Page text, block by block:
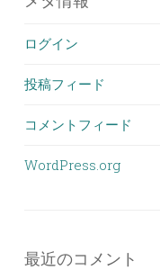
ログイン
投稿フィード
コメントフィード
WordPress.org
最近のコメント